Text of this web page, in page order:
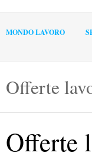
MONDO LAVORO
Offerte
Offerte